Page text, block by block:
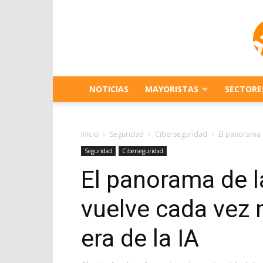
NOTICIAS MAYORISTAS
Inicio Seguridad Ciberseguridad El
Seguridad Ciberseguridad
El panorama de
vuelve cada vez
era de la IA